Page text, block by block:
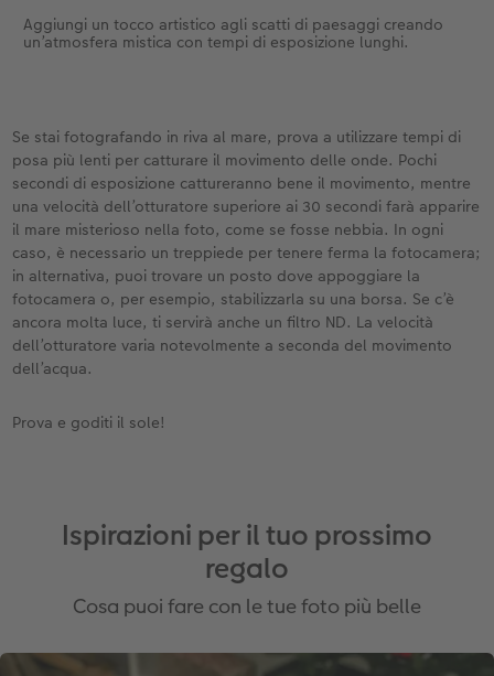
Aggiungi un tocco artistico agli scatti di paesaggi creando
un’atmosfera mistica con tempi di esposizione lunghi.
Se stai fotografando in riva al mare, prova a utilizzare tempi di
posa più lenti per catturare il movimento delle onde. Pochi
secondi di esposizione cattureranno bene il movimento, mentre
una velocità dell’otturatore superiore ai 30 secondi farà apparire
il mare misterioso nella foto, come se fosse nebbia. In ogni
caso, è necessario un treppiede per tenere ferma la fotocamera;
in alternativa, puoi trovare un posto dove appoggiare la
fotocamera o, per esempio, stabilizzarla su una borsa. Se c’è
ancora molta luce, ti servirà anche un filtro ND. La velocità
dell’otturatore varia notevolmente a seconda del movimento
dell’acqua.
Prova e goditi il sole!
Ispirazioni per il tuo prossimo
regalo
Cosa puoi fare con le tue foto più belle